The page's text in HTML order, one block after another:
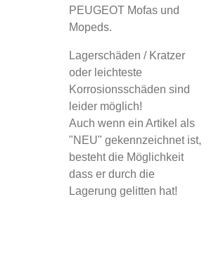
PEUGEOT Mofas und
Mopeds.
Lagerschäden / Kratzer
oder leichteste
Korrosionsschäden sind
leider möglich!
Auch wenn ein Artikel als
"NEU" gekennzeichnet ist,
besteht die Möglichkeit
dass er durch die
Lagerung gelitten hat!